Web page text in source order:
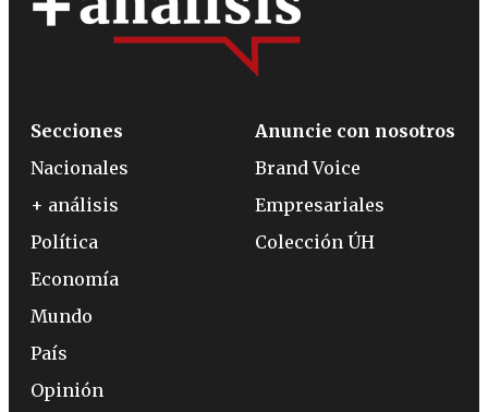
Secciones
Nacionales
+ análisis
Política
Economía
Mundo
País
Opinión
Anuncie con nosotros
Brand Voice
Empresariales
Colección ÚH